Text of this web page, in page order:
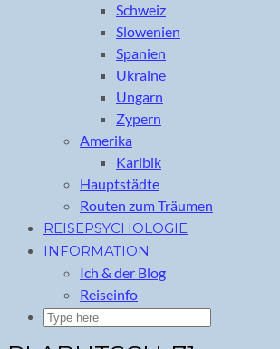
Schweiz
Slowenien
Spanien
Ukraine
Ungarn
Zypern
Amerika
Karibik
Hauptstädte
Routen zum Träumen
REISEPSYCHOLOGIE
INFORMATION
Ich & der Blog
Reiseinfo